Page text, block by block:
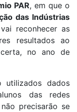
PAR, em que o
das Indústrias
reconhecer as
resultados ao
no ano de
utilizados dados
das redes
precisarão se